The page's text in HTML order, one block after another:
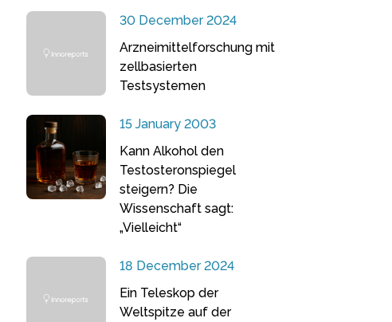
30 December 2024
Arzneimittelforschung mit
zellbasierten
Testsystemen
15 January 2003
Kann Alkohol den
Testosteronspiegel
steigern? Die
Wissenschaft sagt:
„Vielleicht“
18 December 2024
Ein Teleskop der
Weltspitze auf der